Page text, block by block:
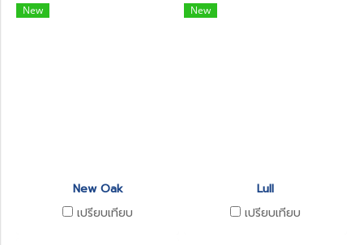
New
New Oak
เปรียบเทียบ
New
Lull
เปรียบเทียบ